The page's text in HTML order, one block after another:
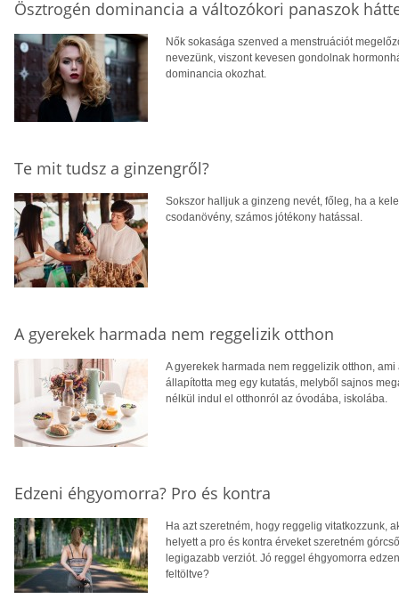
Ösztrogén dominancia a változókori panaszok
Nők sokasága szenved a menstruációt
nevezünk, viszont kevesen gondolnak
dominancia okozhat.
Te mit tudsz a ginzengről?
Sokszor halljuk a ginzeng nevét, főleg, ha a
csodanövény, számos jótékony hatással.
A gyerekek harmada nem reggelizik otthon
A gyerekek harmada nem reggelizik otthon,
állapította meg egy kutatás, melyből sajnos
nélkül indul el otthonról az óvodába, iskolába.
Edzeni éhgyomorra? Pro és kontra
Ha azt szeretném, hogy reggelig vitatkozzunk,
helyett a pro és kontra érveket szeretném
legigazabb verziót. Jó reggel éhgyomorra
feltöltve?